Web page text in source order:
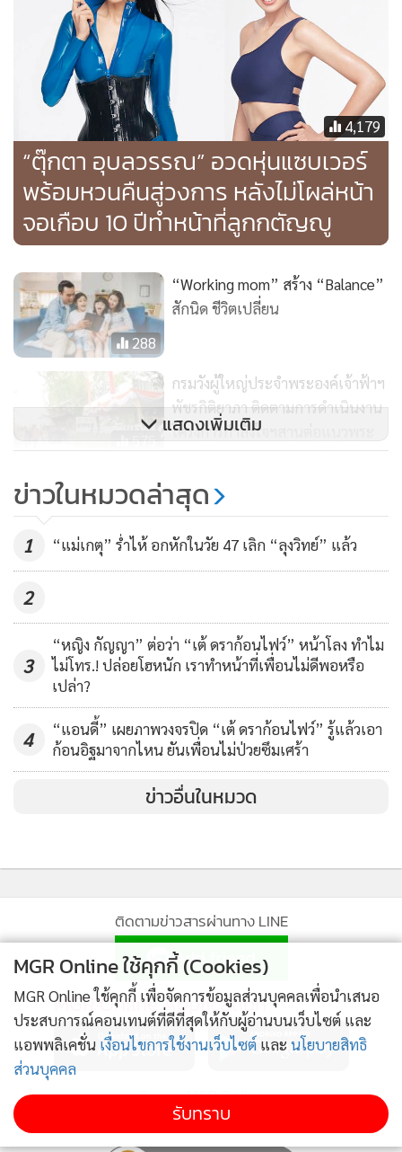
มาอยู่ช่วยกันเลี้ยงหมดเลย แต่ไม่ได้ช่วยนะ ร้องไห้พร้อมกันทั้ง
บ้านนะ”
สามีหมั่นเติมความรักให้
“สามีเขาแค่ต้องหมั่นเติมความรัก ความใส่ใจให้กันแค่นั้นพอแล้ว
บอกเขาเหนื่อยไหม ไปกินข้าวก่อนไหม เขาจะบอกไม่เป็นไร แอร์
เหนื่อยกว่าเขา”
อยากมีลูกอีกคนมาก
“อยากมี อยากมีมาก เริ่มโอเคแล้วเริ่มจับจุดถูกได้แล้วว่าต้องยัง
ไง แอร์ว่ามันไม่มีเหนื่อยกว่านี้แล้ว สิ่งที่เราคิดว่าเราเหนื่อยมาทั้ง
ชีวิตนะ เบาไปเลย เล่นหนังไม่ได้หลับ ไม่ได้นอน 2 วัน
อกรอบๆ ข้าวปลาไม่ได้กิน
อยากมี แต่ขอไปดูฤกษ์ก่อนได้เปล่าคะ (หัวเราะ) จะดูว่ามันจะชง
กันไหม ปีหน้าหรือปีใดๆ คือปรึกษาหมอดูก่อน จริงๆ ก็อยากได้
ผู้ชายแล้วนะ พอเลี้ยงเด็กผู้หญิง ก็อยากลองเลี้ยงเด็กผู้ชายแล้ว ก็
ไหนเสริมกัน หนุนนำ โชคดีเพราะลูก อยากให้ลูกมาช่วยหนุน
เรา”
ดรามาสามีเงียบไปแล้ว อยากฟ้องแต่ไม่เอาดีกว่า
“ไม่มีอะไรนะคะ หมายถึงไม่มีใครมาพูดคุยแต่อย่างใด
เครียดนะ ขายดอกไม้ไปเครียดไป ตอนนี้ก็ใช้ชีวิตปกตินะ เอา
จริงๆ ตอนนั้นแอร์ท้องแล้วด้วย
เลยไม่ค่อยอยากจะยุ่งเรื่องอะไร มันเครียด ตอนแรกจะฟ้อง ตอน
หลังคือทำไม่เอาดีกว่า ภาวะเราก็ไม่ได้ปกติ แค่เลือดออกก็จะ
ร้องไห้อยู่แล้ว เลยรู้สึกว่าพอดีกว่า เหนื่อย อยากใช้ชีวิต อยาก
ขายของ อยากทำงานมากกว่าค่ะ ตอนนี้ไม่มีใครเรียก อยากให้รู้
เคยบอกเรื่องอาชีพสามีไปแล้ว
“แต่ในยูทิวบ์แอร์ก็มีนะ แต่เขาไม่ได้เป็นสายพูด ไม่ได้ออกสื่อ ไม่
ได้พูดเก่ง เขาเลยสงสัยว่าทำไมอยู่ดีๆ พุ่งเป้ามาทางเราค่ะ แต่
ตอนนี้ก็แฮปปี้นะ ไม่ได้มีอะไรค่ะ ตอนนี้คือเลี้ยงลูก คุณสามีก็โอ
4,179
“ตุ๊กตา อุบลวรรณ” อวดหุ่นแซบเวอร์
พร้อมหวนคืนสู่วงการ หลังไม่โผล่หน้า
จอเกือบ 10 ปีทำหน้าที่ลูกกตัญญู
288
“Working mom” สร้าง “Balance”
สักนิด ชีวิตเปลี่ยน
575
กรมวังผู้ใหญ่ประจำพระองค์เจ้าฟ้าฯ
พัชรกิติยาภา ติดตามการดำเนินงาน
โครงการกำลังใจฯสานต่อแนวพระ
ดำริ พัฒนาคุณภาพชีวิตผู้ต้องขัง
291
“หมวย รัมณีย์” Mrs.Tourism
Thailand 2023 กับโรคประหลาดใน
จิตมนุษย์
แสดงเพิ่มเติม
ข่าวในหมวดล่าสุด
1 “แม่เกตุ” ร่ำไห้ อกหักในวัย 47 เลิก “ลุงวิทย์” แล้ว
2
3
“หญิง กัญญา” ต่อว่า “เต้ ดราก้อนไฟว์” หน้าโลง ทำไม
ไม่โทร.! ปล่อยโฮหนัก เราทำหน้าที่เพื่อนไม่ดีพอหรือ
เปล่า?
4
“แอนดี้” เผยภาพวงจรปิด “เต้ ดราก้อนไฟว์” รู้แล้วเอา
ก้อนอิฐมาจากไหน ยันเพื่อนไม่ป่วยซึมเศร้า
ข่าวอื่นในหมวด
ติดตามข่าวสารผ่านทาง LINE
MGR Online Application
ติดตาม MGR Online
MGR Online ใช้คุกกี้ (Cookies)
MGR Online ใช้คุกกี้ เพื่อจัดการข้อมูลส่วนบุคคลเพื่อนำเสนอ
ประสบการณ์คอนเทนต์ที่ดีที่สุดให้กับผู้อ่านบนเว็บไซต์ และ
แอพพลิเคชั่น เงื่อนไขการใช้งานเว็บไซต์ และ นโยบายสิทธิ
ส่วนบุคคล
รับทราบ